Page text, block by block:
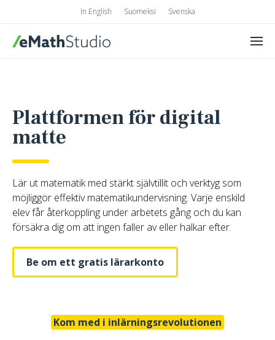
In English Suomeksi Svenska
Plattformen för digital
matte
Lär ut matematik med stärkt självtillit och verktyg som
möjliggör effektiv matematikundervisning. Varje enskild
elev får återkoppling under arbetets gång och du kan
försäkra dig om att ingen faller av eller halkar efter.
Be om ett gratis lärarkonto
Kom med i inlärningsrevolutionen